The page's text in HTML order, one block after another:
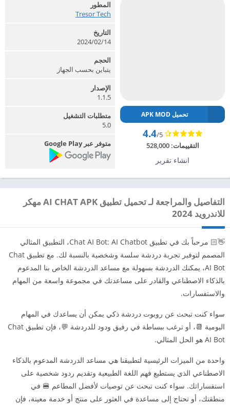
تحميل APK MOD
4.4/5
التقييمات:528,000
انشاء تقرير
المطور
Tresor Tech‏
التاريخ
2024/02/14
الحجم
يتباين بحسب الجهاز
الإصدار
1.1.5
متطلبات التشغيل
5.0
متوفر عبر Google Play
التفاصيل والمراجعة لـ تحميل تطبيق AI CHAT APK مهكر
للاندرويد 2024
👋🏻 مرحباً بك في تطبيق Chat AI Bot: AI Chatbot، التطبيق المثالي
المصمم لتوفير تجربة دردشة سلسة وشخصية بالنسبة لك. مع تطبيق Chat
AI Bot، يمكنك الدردشة بسهولة مع مساعد الدردشة الخاص بنا المدعوم
بالذكاء الاصطناعي والقادر على مساعدتك في مجموعة واسعة من المهام
والاستفسارات.
سواء كنت تبحث عن روبوت دردشة ذكي يمكن أن يساعدك في المهام
اليومية 📆، أو ترغب ببساطة في رفيق ودود للدردشة 💬، فإن تطبيق Chat
AI Bot هو الحل المثالي.
واحدة من الميزات الرئيسية لتطبيقنا هي مساعد الدردشة المدعوم بالذكاء
الاصطناعي الذي يستطيع فهم اللغة الطبيعية وتقديم ردود شخصية على
استفساراتك. سواء كنت تبحث عن توصيات لأفضل المطاعم 🍔 في
منطقتك، أو تحتاج إلى مساعدة في العثور على منتج أو خدمة معينة، فإن